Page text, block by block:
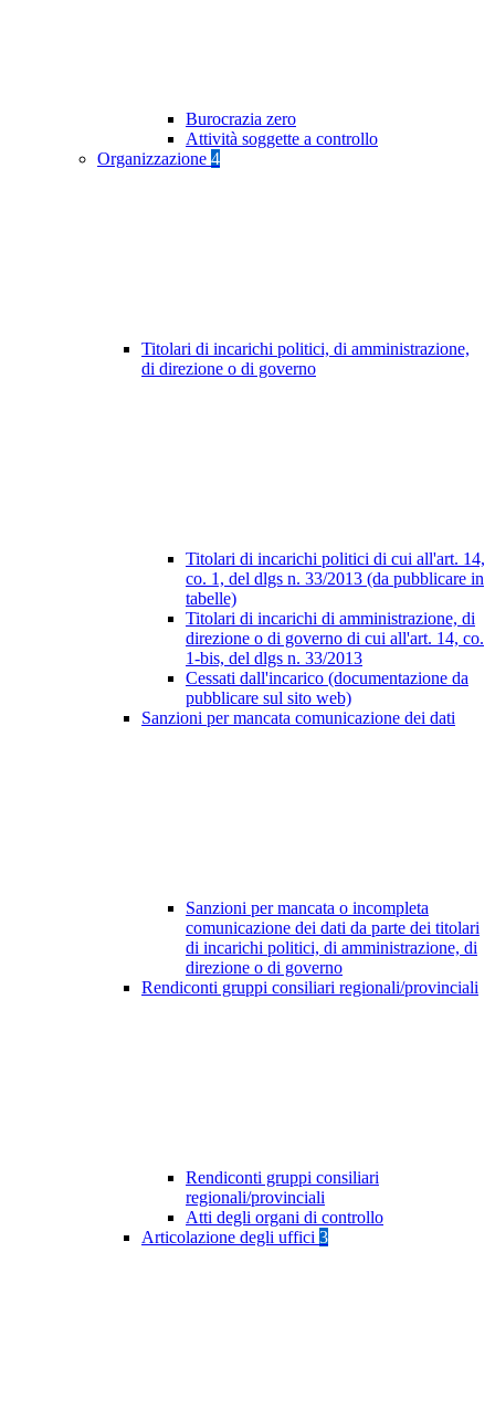
Burocrazia zero
Attività soggette a controllo
Organizzazione 4
Titolari di incarichi politici, di amministrazione,
di direzione o di governo
Titolari di incarichi politici di cui all'art. 14,
co. 1, del dlgs n. 33/2013 (da pubblicare in
tabelle)
Titolari di incarichi di amministrazione, di
direzione o di governo di cui all'art. 14, co.
1-bis, del dlgs n. 33/2013
Cessati dall'incarico (documentazione da
pubblicare sul sito web)
Sanzioni per mancata comunicazione dei dati
Sanzioni per mancata o incompleta
comunicazione dei dati da parte dei titolari
di incarichi politici, di amministrazione, di
direzione o di governo
Rendiconti gruppi consiliari regionali/provinciali
Rendiconti gruppi consiliari
regionali/provinciali
Atti degli organi di controllo
Articolazione degli uffici 3